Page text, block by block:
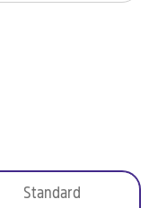
Standard